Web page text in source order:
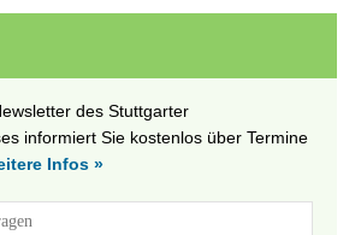
des Stuttgarter
informiert Sie kostenlos über Termine
Infos »